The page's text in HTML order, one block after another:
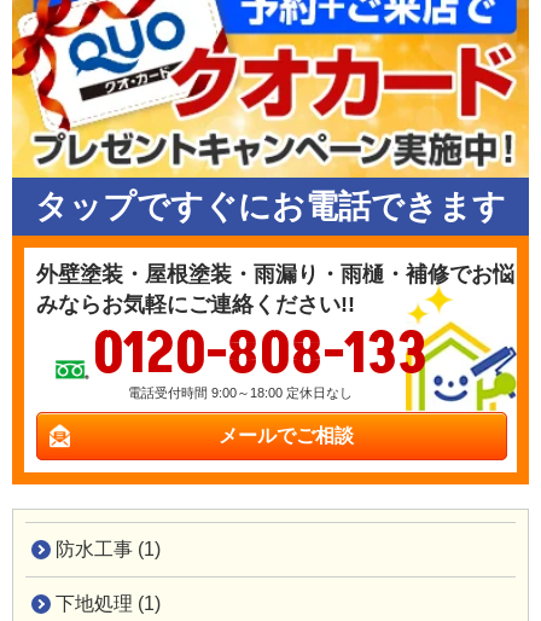
タップですぐにお電話できます
外壁塗装・屋根塗装・雨漏り・雨樋・補修でお悩
みならお気軽にご連絡ください!!
0120-808-133
電話受付時間 9:00～18:00 定休日なし
メールでご相談
防水工事 (1)
下地処理 (1)